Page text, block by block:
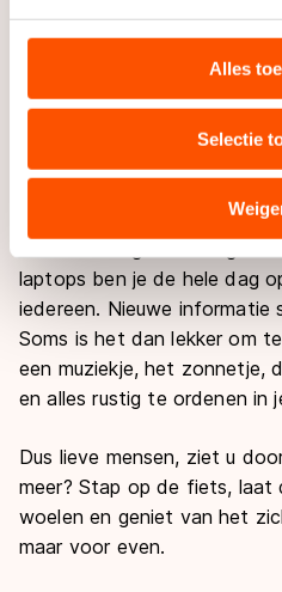
personaliseren,
websiteverkeer te
uw gebruik van onze site met
combineren met andere
verstrekt of die zij hebben
Sommige partners kunnen
landen buiten de EU, zoals
adequaat
Door op ‘Toestaan’ te
overdracht. Meer informatie
Alles
Selectie
Voor ik het weet sta ik weer
en rustig stap ik van de
mijn voordeur komen de
Vandaar dat ik twee keer per
Mijn mobiel is bijna nooit
laptops ben je de hele dag
iedereen. Nieuwe
Soms is het dan lekker om
een muziekje, het zonnetje,
en alles rustig te ordenen in
Dus lieve mensen, ziet u
meer? Stap op de fiets, laat
woelen en geniet van het
maar voor even.